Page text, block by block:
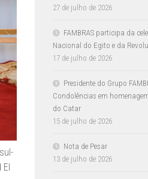
El
27 de julho de 2026
FAMBRAS participa da
Nacional do Egito e da
17 de julho de 2026
Presidente do Grupo
Condolências em
do Catar
15 de julho de 2026
Nota de Pesar
13 de julho de 2026